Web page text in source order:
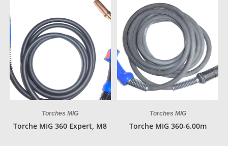
Torches MIG
Torche MIG 360 Expert, M8
Torches MIG
Torche MIG 360-6.00m